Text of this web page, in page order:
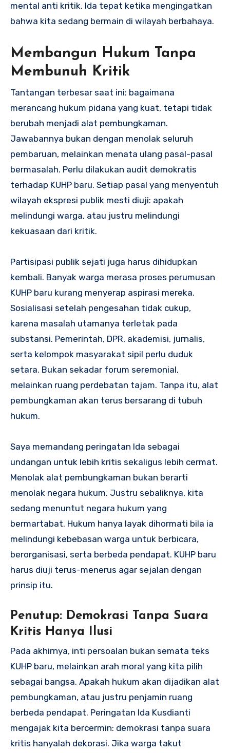
mental anti kritik. Ida tepat ketika mengingatkan
bahwa kita sedang bermain di wilayah berbahaya.
Membangun Hukum Tanpa
Membunuh Kritik
Tantangan terbesar saat ini: bagaimana
merancang hukum pidana yang kuat, tetapi tidak
berubah menjadi alat pembungkaman.
Jawabannya bukan dengan menolak seluruh
pembaruan, melainkan menata ulang pasal-pasal
bermasalah. Perlu dilakukan audit demokratis
terhadap KUHP baru. Setiap pasal yang menyentuh
wilayah ekspresi publik mesti diuji: apakah
melindungi warga, atau justru melindungi
kekuasaan dari kritik.
Partisipasi publik sejati juga harus dihidupkan
kembali. Banyak warga merasa proses perumusan
KUHP baru kurang menyerap aspirasi mereka.
Sosialisasi setelah pengesahan tidak cukup,
karena masalah utamanya terletak pada
substansi. Pemerintah, DPR, akademisi, jurnalis,
serta kelompok masyarakat sipil perlu duduk
setara. Bukan sekadar forum seremonial,
melainkan ruang perdebatan tajam. Tanpa itu, alat
pembungkaman akan terus bersarang di tubuh
hukum.
Saya memandang peringatan Ida sebagai
undangan untuk lebih kritis sekaligus lebih cermat.
Menolak alat pembungkaman bukan berarti
menolak negara hukum. Justru sebaliknya, kita
sedang menuntut negara hukum yang
bermartabat. Hukum hanya layak dihormati bila ia
melindungi kebebasan warga untuk berbicara,
berorganisasi, serta berbeda pendapat. KUHP baru
harus diuji terus-menerus agar sejalan dengan
prinsip itu.
Penutup: Demokrasi Tanpa Suara
Kritis Hanya Ilusi
Pada akhirnya, inti persoalan bukan semata teks
KUHP baru, melainkan arah moral yang kita pilih
sebagai bangsa. Apakah hukum akan dijadikan alat
pembungkaman, atau justru penjamin ruang
berbeda pendapat. Peringatan Ida Kusdianti
mengajak kita bercermin: demokrasi tanpa suara
kritis hanyalah dekorasi. Jika warga takut